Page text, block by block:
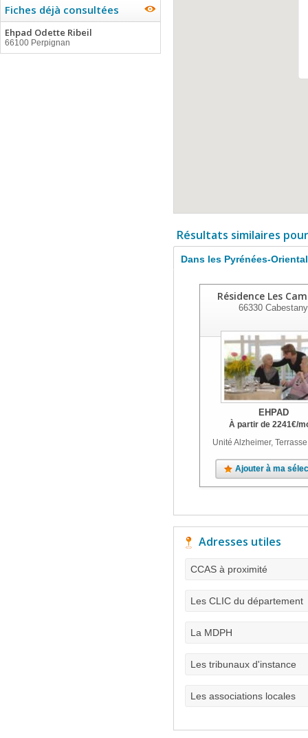
Fiches déjà consultées
Ehpad Odette Ribeil
66100 Perpignan
Résultats similaires
Dans les Pyrénées-
Résidence Les
66330 Cabestany
EHPAD
À partir de 2241€/
Unité Alzheimer,
Ajouter à ma
Adresses utiles
CCAS à proximité
Les CLIC du département
La MDPH
Les tribunaux d'instance
Les associations locales